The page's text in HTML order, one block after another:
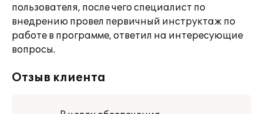
пользователя, после чего специалист по
внедрению провел первичный инструктаж по
работе в программе, ответил на интересующие
вопросы.
Отзыв клиента